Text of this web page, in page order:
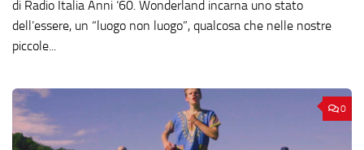
di Radio Italia Anni ‘60. Wonderland incarna uno stato
dell’essere, un “luogo non luogo”, qualcosa che nelle nostre
piccole...
0